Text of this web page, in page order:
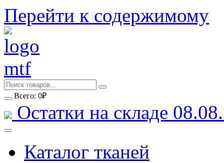
Перейти к содержимому
Всего: 0₽
Остатки на складе
Каталог тканей